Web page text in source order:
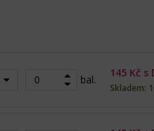
bal.
145Kč s
Skladem: